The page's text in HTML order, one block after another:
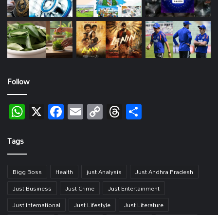
Follow
WhatsApp
X Facebook
EmailCopy
Link
Threads
Tags
Bigg Boss Health just Analysis
Just Andhra Pradesh
Just Business
Just Crime
Just Entertainment
Just International
Just Lifestyle
Just Literature